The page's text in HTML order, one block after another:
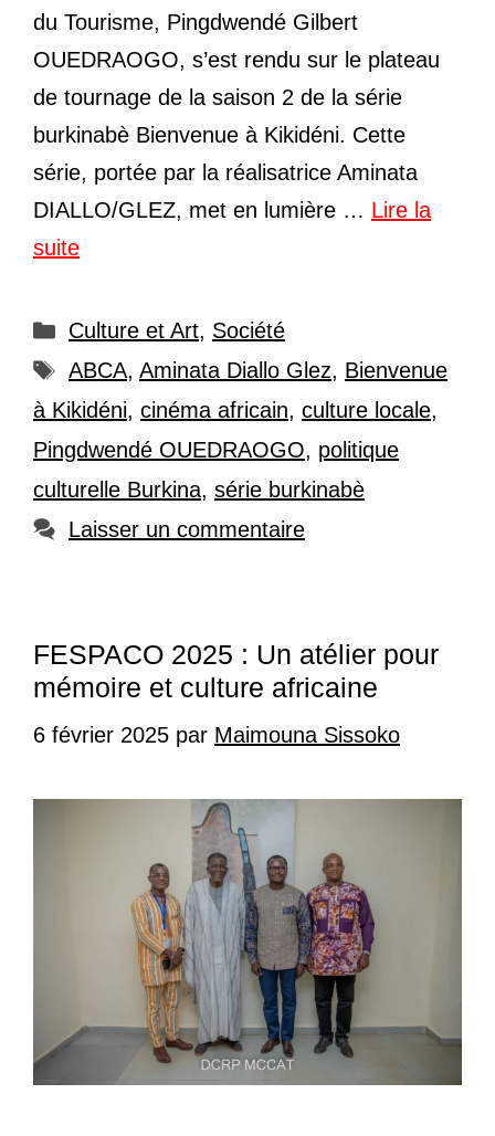
du Tourisme, Pingdwendé Gilbert
OUEDRAOGO, s’est rendu sur le plateau
de tournage de la saison 2 de la série
burkinabè Bienvenue à Kikidéni. Cette
série, portée par la réalisatrice Aminata
DIALLO/GLEZ, met en lumière … Lire la
suite
Catégories
Culture et Art, Société
Étiquettes
ABCA, Aminata Diallo Glez, Bienvenue
à Kikidéni, cinéma africain, culture locale,
Pingdwendé OUEDRAOGO, politique
culturelle Burkina, série burkinabè
Laisser un commentaire
FESPACO 2025 : Un atélier pour
mémoire et culture africaine
6 février 2025 par Maimouna Sissoko